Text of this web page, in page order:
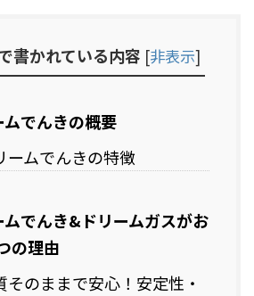
書かれている内容 [非表示]
ムでんきの概要
ームでんきの特徴
ムでんき&ドリームガスがお
の理由
そのままで安心！安定性・